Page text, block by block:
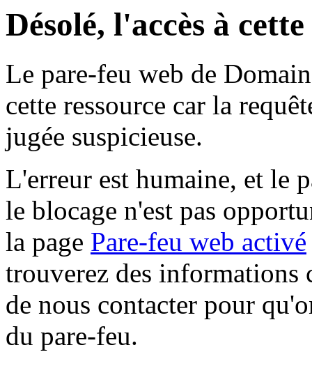
Désolé, l'accès à
Le pare-feu web de
cette ressource car la
jugée suspicieuse.
L'erreur est humaine, et le
le blocage n'est pas
la page Pare-feu web activé
trouverez des informations
de nous contacter pour
du pare-feu.